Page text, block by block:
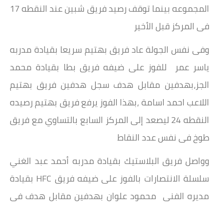
المجموعه بينما توقف رصيد فريق شبين عند النقطه 17
فى المركز قبل الأخير
وفى نفس الجولة عاد فريق بهتيم سريعا بقيادة مدربه
ياسر عمر للفوز على ضيفه فريق بطا بقيادة محمد
الجز،بهدفين مقابل هدف سجل هدفين فريق بهتيم
اللاعب احمد اسامة ،بهذا الفوز يرفع فريق بهتيم رصيده
النقطه 24 ليصعد إلى المركز السابع بالتساوي مع فريق
طوخ فى نفس عدد النقاط
وواصل فريق البلاستيك بقيادة مدربه أحمد عبد الغني
سلسلة الانتصارات بالفوز على ضيفه فريق HFC بقيادة
مديره الفنى محمود علوان بهدفين مقابل هدف فى